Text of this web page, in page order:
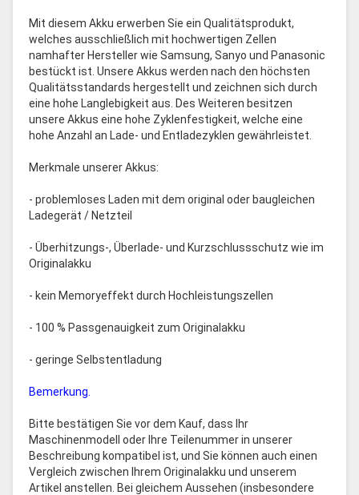
Mit diesem Akku erwerben Sie ein Qualitätsprodukt,
welches ausschließlich mit hochwertigen Zellen
namhafter Hersteller wie Samsung, Sanyo und Panasonic
bestückt ist. Unsere Akkus werden nach den höchsten
Qualitätsstandards hergestellt und zeichnen sich durch
eine hohe Langlebigkeit aus. Des Weiteren besitzen
unsere Akkus eine hohe Zyklenfestigkeit, welche eine
hohe Anzahl an Lade- und Entladezyklen gewährleistet.
Merkmale unserer Akkus:
- problemloses Laden mit dem original oder baugleichen
Ladegerät / Netzteil
- Überhitzungs-, Überlade- und Kurzschlussschutz wie im
Originalakku
- kein Memoryeffekt durch Hochleistungszellen
- 100 % Passgenauigkeit zum Originalakku
- geringe Selbstentladung
Bemerkung.
Bitte bestätigen Sie vor dem Kauf, dass Ihr
Maschinenmodell oder Ihre Teilenummer in unserer
Beschreibung kompatibel ist, und Sie können auch einen
Vergleich zwischen Ihrem Originalakku und unserem
Artikel anstellen. Bei gleichem Aussehen (insbesondere